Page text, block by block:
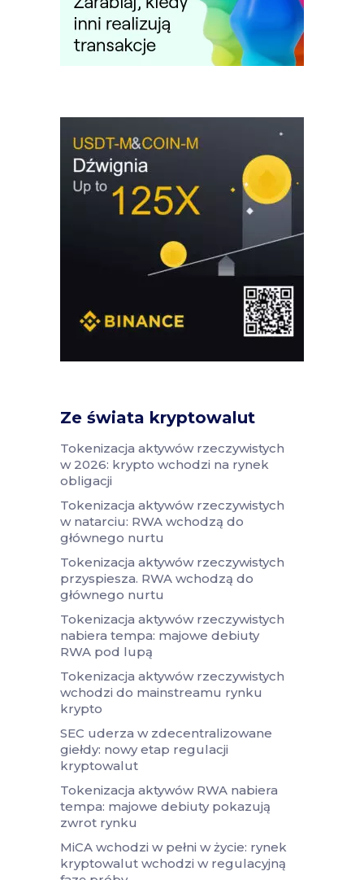
Ze świata kryptowalut
Tokenizacja aktywów rzeczywistych
w 2026: krypto wchodzi na rynek
obligacji
Tokenizacja aktywów rzeczywistych
w natarciu: RWA wchodzą do
głównego nurtu
Tokenizacja aktywów rzeczywistych
przyspiesza. RWA wchodzą do
głównego nurtu
Tokenizacja aktywów rzeczywistych
nabiera tempa: majowe debiuty
RWA pod lupą
Tokenizacja aktywów rzeczywistych
wchodzi do mainstreamu rynku
krypto
SEC uderza w zdecentralizowane
giełdy: nowy etap regulacji
kryptowalut
Tokenizacja aktywów RWA nabiera
tempa: majowe debiuty pokazują
zwrot rynku
MiCA wchodzi w pełni w życie: rynek
kryptowalut wchodzi w regulacyjną